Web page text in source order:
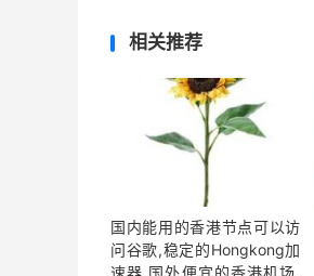
相关推荐
国内能用的香港节点可以访
问谷歌,稳定的Hongkong加